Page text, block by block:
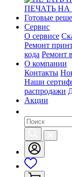
ПЕЧАТЬ
Готовые
Сервис
О сервисе
Ремонт
кода Ремонт
О компании
Контакты
Наши
распродажи
Акции